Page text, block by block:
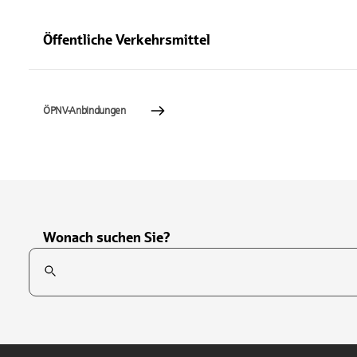
Öffentliche Verkehrsmittel
ÖPNV-Anbindungen
Wonach suchen Sie?
Suchfeld